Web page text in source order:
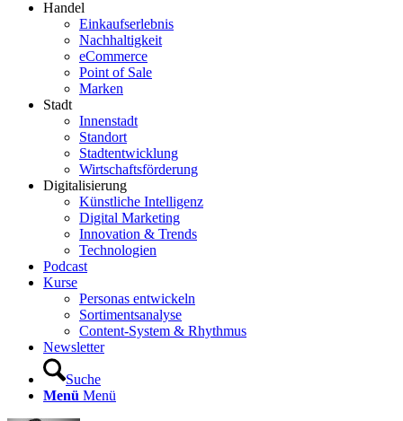
Handel
Einkaufserlebnis
Nachhaltigkeit
eCommerce
Point of Sale
Marken
Stadt
Innenstadt
Standort
Stadtentwicklung
Wirtschaftsförderung
Digitalisierung
Künstliche Intelligenz
Digital Marketing
Innovation & Trends
Technologien
Podcast
Kurse
Personas entwickeln
Sortimentsanalyse
Content-System & Rhythmus
Newsletter
Suche
Menü Menü